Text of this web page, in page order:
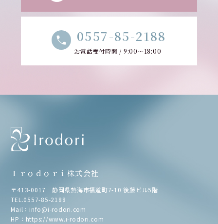
0557-85-2188
お電話受付時間 / 9:00～18:00
Ｉｒｏｄｏｒｉ株式会社
〒413-0017 静岡県熱海市福道町7-10 後藤ビル5階
TEL.0557-85-2188
Mail： info@i-rodori.com
HP： https://www.i-rodori.com